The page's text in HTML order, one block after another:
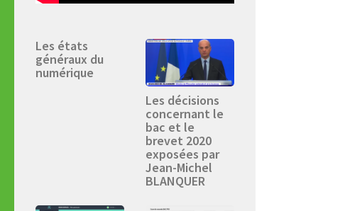
Les états
généraux du
numérique
Les décisions
concernant le
bac et le
brevet 2020
exposées par
Jean-Michel
BLANQUER